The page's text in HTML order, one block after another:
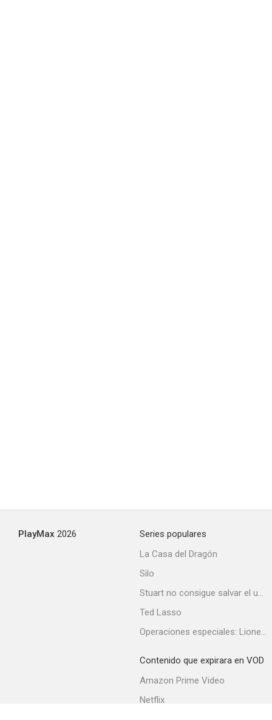
PlayMax 2026
Series populares
La Casa del Dragón
Silo
Stuart no consigue salvar el universo
Ted Lasso
Operaciones especiales: Lioness
Contenido que expirara en VOD
Amazon Prime Video
Netflix